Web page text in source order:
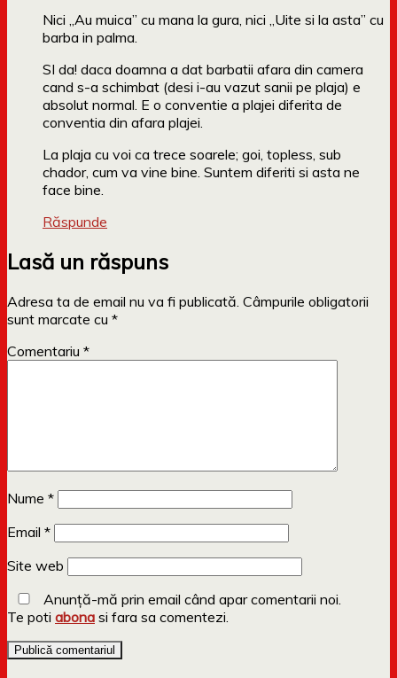
Nici „Au muica” cu mana la gura, nici „Uite si la asta” cu
barba in palma.
SI da! daca doamna a dat barbatii afara din camera
cand s-a schimbat (desi i-au vazut sanii pe plaja) e
absolut normal. E o conventie a plajei diferita de
conventia din afara plajei.
La plaja cu voi ca trece soarele; goi, topless, sub
chador, cum va vine bine. Suntem diferiti si asta ne
face bine.
Răspunde
Lasă un răspuns
Adresa ta de email nu va fi publicată. Câmpurile obligatorii
sunt marcate cu *
Comentariu *
Nume *
Email *
Site web
Anunță-mă prin email când apar comentarii noi.
Te poti abona si fara sa comentezi.